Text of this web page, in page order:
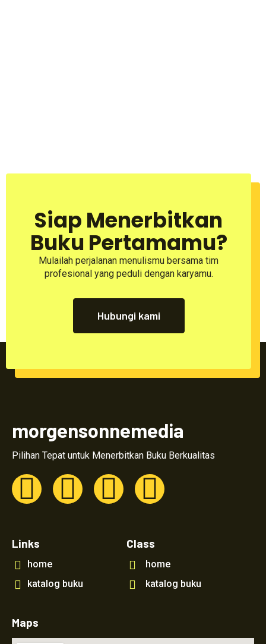
Siap Menerbitkan
Buku Pertamamu?
Mulailah perjalanan menulismu bersama tim
profesional yang peduli dengan karyamu.
Hubungi kami
morgensonnemedia
Pilihan Tepat untuk Menerbitkan Buku Berkualitas
Links
home
katalog buku
Class
home
katalog buku
Maps